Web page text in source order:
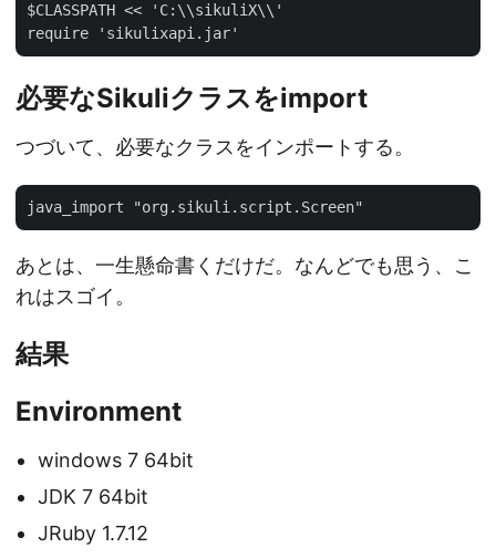
$CLASSPATH << 'C:\\sikuliX\\'
必要なSikuliクラスをimport
つづいて、必要なクラスをインポートする。
あとは、一生懸命書くだけだ。なんどでも思う、こ
れはスゴイ。
結果
Environment
windows 7 64bit
JDK 7 64bit
JRuby 1.7.12